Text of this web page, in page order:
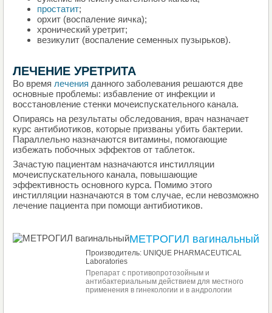
простатит;
орхит (воспаление яичка);
хронический уретрит;
везикулит (воспаление семенных пузырьков).
ЛЕЧЕНИЕ УРЕТРИТА
Во время лечения данного заболевания решаются две
основные проблемы: избавление от инфекции и
восстановление стенки мочеиспускательного канала.
Опираясь на результаты обследования, врач назначает
курс антибиотиков, которые призваны убить бактерии.
Параллельно назначаются витамины, помогающие
избежать побочных эффектов от таблеток.
Зачастую пациентам назначаются инстилляции
мочеиспускательного канала, повышающие
эффективность основного курса. Помимо этого
инстилляции назначаются в том случае, если невозможно
лечение пациента при помощи антибиотиков.
МЕТРОГИЛ вагинальный
Производитель: UNIQUE PHARMACEUTICAL
Laboratories
Препарат с противопротозойным и
антибактериальным действием для местного
применения в гинекологии и в андрологии